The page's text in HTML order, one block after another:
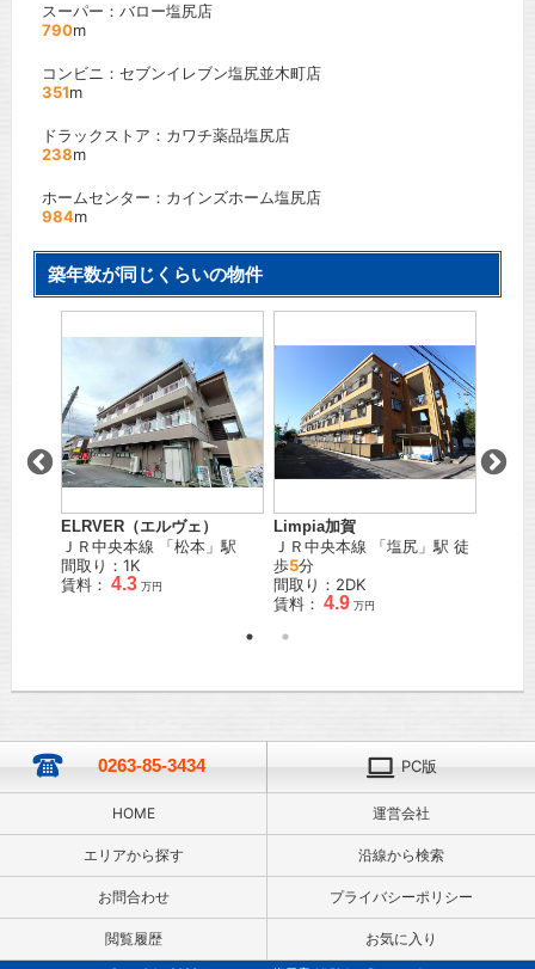
スーパー：バロー塩尻店
790m
コンビニ：セブンイレブン塩尻並木町店
351m
ドラックストア：カワチ薬品塩尻店
238m
ホームセンター：カインズホーム塩尻店
984m
築年数が同じくらいの物件
ELRVER（エルヴェ）
ＪＲ中央本線 「松本 」駅
間取り：1K
賃料： 4.3 万円
Limpia加賀
ＪＲ中央本線 「塩尻 」駅 徒
歩5分
間取り：2DK
賃料： 4.9 万円
0263-85-3434 PC版
HOME 運営会社
エリアから探す 沿線から検索
お問合わせ プライバシーポリシー
閲覧履歴 お気に入り